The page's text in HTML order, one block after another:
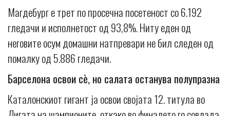
Магдебург е трет по просечна посетеност со 6.192
гледачи и исполнетост од 93,8%. Ниту еден од
неговите осум домашни натпревари не бил следен од
помалку од 5.886 гледачи.
Барселона освои сè, но салата останува полупразна
Каталонскиот гигант ја освои својата 12. титула во